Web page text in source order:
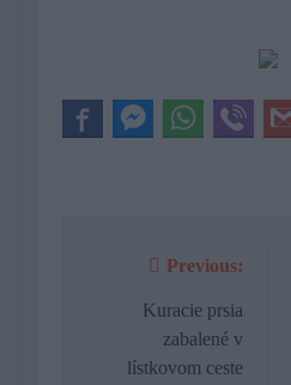
Navigácia
článku
Previous:
Kuracie prsia
zabalené v
lístkovom ceste